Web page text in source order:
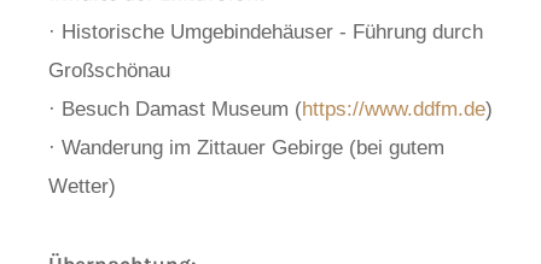
· Historische Umgebindehäuser - Führung durch
Großschönau
· Besuch Damast Museum (https://www.ddfm.de)
· Wanderung im Zittauer Gebirge (bei gutem
Wetter)